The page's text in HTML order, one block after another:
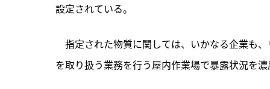
設定されている。
指定された物質に関しては、いかなる企業も
を取り扱う業務を行う屋内作業場で暴露状況を